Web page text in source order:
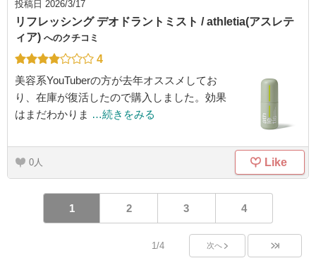
投稿日 2026/3/17
リフレッシング デオドラントミスト / athletia(アスレテ
ィア) へのクチコミ
4
美容系YouTuberの方が去年オススメしてお
り、在庫が復活したので購入しました。効果
はまだわかりま …続きをみる
0 Like
1 2 3 4
1/4 次へ